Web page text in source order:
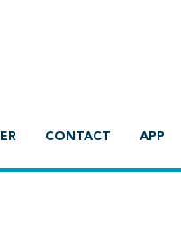
CONTACT APP